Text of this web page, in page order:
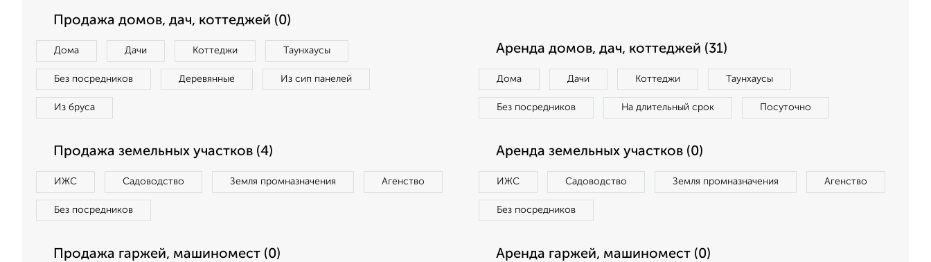
Продажа домов, дач, коттеджей (0)
Дома Дачи Коттеджи Таунхаусы
Без посредников Деревянные Из сип панелей
Из бруса
Аренда домов, дач, коттеджей (31)
Дома Дачи Коттеджи Таунхаусы
Без посредников На длительный срок Посуточно
Продажа земельных участков (4)
ИЖС Садоводство Земля промназначения Агенство
Без посредников
Аренда земельных участков (0)
ИЖС Садоводство Земля промназначения Агенство
Без посредников
Продажа гаржей, машиномест (0) Аренда гаржей, машиномест (0)